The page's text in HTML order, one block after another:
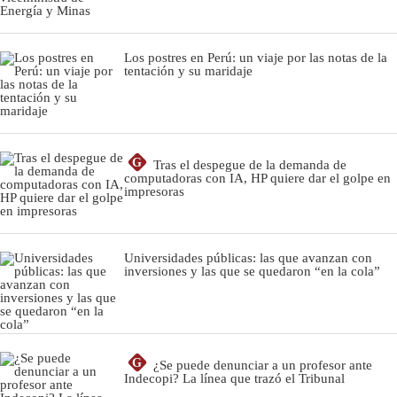
Los postres en Perú: un viaje por las notas de la
tentación y su maridaje
G
Tras el despegue de la demanda de
computadoras con IA, HP quiere dar el golpe en
impresoras
Universidades públicas: las que avanzan con
inversiones y las que se quedaron “en la cola”
G
¿Se puede denunciar a un profesor ante
Indecopi? La línea que trazó el Tribunal